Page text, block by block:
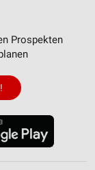
Prospekten